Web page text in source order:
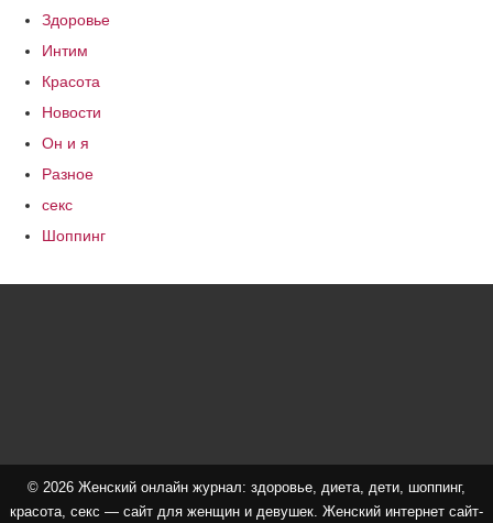
Здоровье
Интим
Красота
Новости
Он и я
Разное
секс
Шоппинг
© 2026 Женский онлайн журнал: здоровье, диета, дети, шоппинг,
красота, секс — сайт для женщин и девушек. Женский интернет сайт-